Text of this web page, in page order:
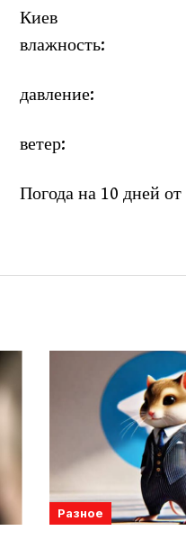
Киев
влажность:
давление:
ветер:
Погода на 10 дней от
Разное